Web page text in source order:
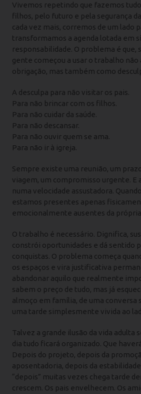
Vivemos repetindo que fazemos
filhos, pelo futuro e pela segurança
cada vez mais, corremos de um lado
transformamos a agenda lotada em
responsabilidade. O problema é que,
gente começou a usar o trabalho não
obrigação, mas também como
A desculpa para não visitar os pais.
Para não brincar com os filhos.
Para não cuidar da saúde.
Para não descansar.
Para não ouvir quem se ama.
Para não ir à igreja.
Sempre existe uma reunião, um
viagem, um compromisso urgente. E
numa velocidade assustadora.
estamos presentes apenas
emocionalmente ausentes da
O trabalho é necessário. Dignifica,
constrói oportunidades e dá sentido
conquistas. O problema começa
os espaços e vira justificativa
abandonar aquilo que realmente
sabem o preço de tudo, mas já
almoço em família, de uma conversa
uma tarde simplesmente vivida ao
Talvez a grande ilusão da vida adulta
dia tudo ficará organizado. Que
Depois do projeto, depois da
aposentadoria, depois da
“depois” muitas vezes chega tarde
crescem. Os pais envelhecem. Os